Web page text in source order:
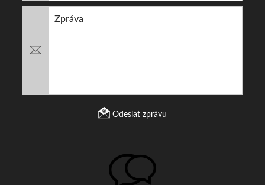
Odeslat zprávu